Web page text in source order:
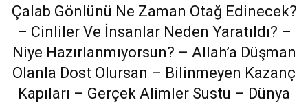
Çalab Gönlünü Ne Zaman Otağ Edinecek?
– Cinliler Ve İnsanlar Neden Yaratıldı? –
Niye Hazırlanmıyorsun? – Allah’a Düşman
Olanla Dost Olursan – Bilinmeyen Kazanç
Kapıları – Gerçek Alimler Sustu – Dünya